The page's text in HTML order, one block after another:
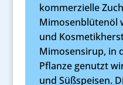
kommerzielle
Mimosenblütenöl
und
Mimosensirup, in
Pflanze genutzt
und Süßspeisen.